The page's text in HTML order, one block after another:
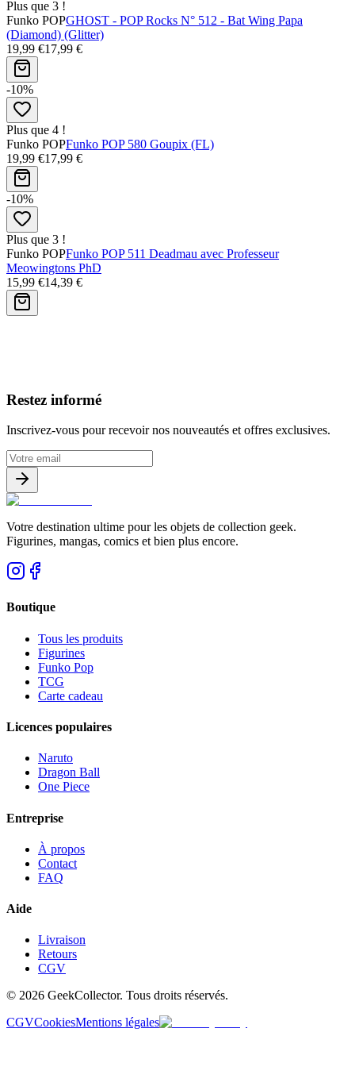
Plus que 3 !
Funko POPGHOST - POP Rocks N° 512 - Bat Wing Papa
(Diamond) (Glitter)
19,99 €17,99 €
-10%
Plus que 4 !
Funko POPFunko POP 580 Goupix (FL)
19,99 €17,99 €
-10%
Plus que 3 !
Funko POPFunko POP 511 Deadmau avec Professeur
Meowingtons PhD
15,99 €14,39 €
Restez informé
Inscrivez-vous pour recevoir nos nouveautés et offres exclusives.
Votre destination ultime pour les objets de collection geek.
Figurines, mangas, comics et bien plus encore.
Boutique
Tous les produits
Figurines
Funko Pop
TCG
Carte cadeau
Licences populaires
Naruto
Dragon Ball
One Piece
Entreprise
À propos
Contact
FAQ
Aide
Livraison
Retours
CGV
© 2026 GeekCollector. Tous droits réservés.
CGVCookiesMentions légales